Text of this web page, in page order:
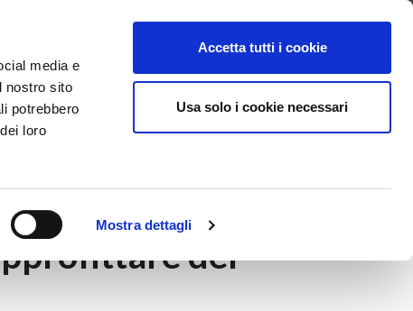
media e
nostro sito
potrebbero
loro
Mostra dettagli
Accetta tutti i cookie
Usa solo i cookie necessari
Supporto Apri ticket Scarica l’APP
del